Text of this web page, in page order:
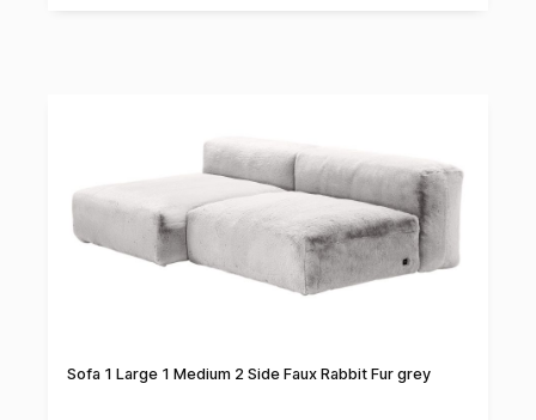
Sofa 1 Large 1 Medium 2 Side Faux Rabbit Fur grey